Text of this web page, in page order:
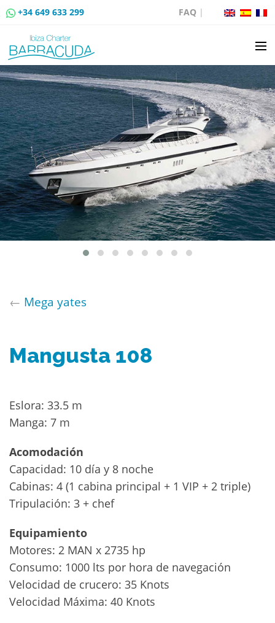
+34 649 633 299 FAQ|
ALQUILER DE BARCOS
VENTA DE BARCOS
ALQUILER DE AMARRES
RUTAS EN BARCO
EVENTOS
BLOG
← Mega yates
Mangusta 108
Eslora: 33.5 m
Manga: 7 m
Acomodación
Capacidad: 10 día y 8 noche
Cabinas: 4 (1 cabina principal + 1 VIP + 2 triple)
Tripulación: 3 + chef
Equipamiento
Motores: 2 MAN x 2735 hp
Consumo: 1000 lts por hora de navegación
Velocidad de crucero: 35 Knots
Velocidad Máxima: 40 Knots